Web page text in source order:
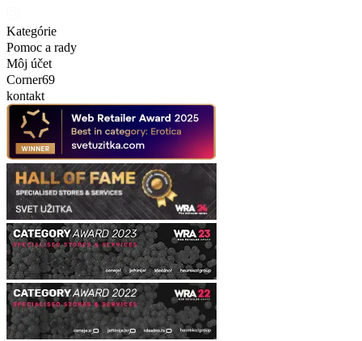
Kategórie
Pomoc a rady
Môj účet
Corner69
kontakt